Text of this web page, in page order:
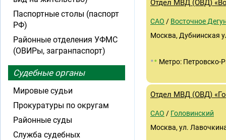
Отдел МВД (ОВД)
САО / Восточное
Москва, Дубнинская
•• Метро: Петровско-
Отдел МВД (ОВД)
САО / Головинский
Москва, ул.
Паспортные столы (паспорт
РФ)
Районные отделения УФМС
(ОВИРы, загранпаспорт)
Судебные органы
Мировые судьи
Прокуратуры по округам
Районные суды
Служба судебных